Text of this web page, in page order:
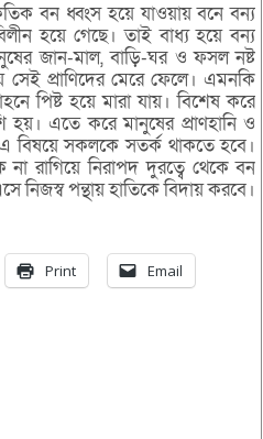
বন ধ্বংস হয়ে যাওয়ায় বনে বন্য
হয়ে গেছে। তাই বাধ্য হয়ে বন্য
জান-মাল, বাড়ি-ঘর ও ফসল নষ্ট
প্রাণিদের মেরে ফেলে। এমনকি
পিষ্ট হয়ে মারা যায়। বিশেষ করে
হয়। এতে করে মানুষের প্রাণহানি ও
বিষয়ে সকলকে সতর্ক থাকতে হবে।
রাগিয়ে নিরাপদ দুরত্বে থেকে বন
নিজস্ব পন্থায় হাতিকে বিদায় করবে।
Print Email